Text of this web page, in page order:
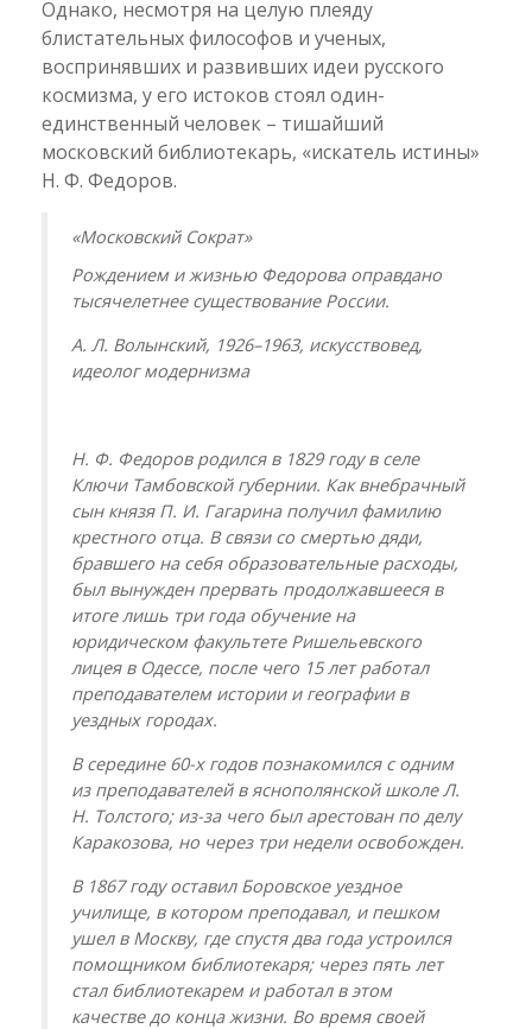
Однако, несмотря на целую плеяду
блистательных философов и ученых,
воспринявших и развивших идеи русского
космизма, у его истоков стоял один-
единственный человек – тишайший
московский библиотекарь, «искатель истины»
Н. Ф. Федоров.
«Московский Сократ»
Рождением и жизнью Федорова оправдано
тысячелетнее существование России.
А. Л. Волынский, 1926–1963, искусствовед,
идеолог модернизма
Н. Ф. Федоров родился в 1829 году в селе
Ключи Тамбовской губернии. Как внебрачный
сын князя П. И. Гагарина получил фамилию
крестного отца. В связи со смертью дяди,
бравшего на себя образовательные расходы,
был вынужден прервать продолжавшееся в
итоге лишь три года обучение на
юридическом факультете Ришельевского
лицея в Одессе, после чего 15 лет работал
преподавателем истории и географии в
уездных городах.
В середине 60-х годов познакомился с одним
из преподавателей в яснополянской школе Л.
Н. Толстого; из-за чего был арестован по делу
Каракозова, но через три недели освобожден.
В 1867 году оставил Боровское уездное
училище, в котором преподавал, и пешком
ушел в Москву, где спустя два года устроился
помощником библиотекаря; через пять лет
стал библиотекарем и работал в этом
качестве до конца жизни. Во время своей